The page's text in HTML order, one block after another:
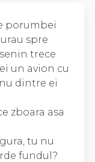
porumbei
spre
trece
un avion cu
dintre ei
zboara asa
tu nu
fundul?